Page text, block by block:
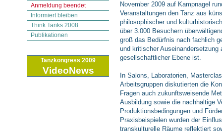
Anmeldung beendet
Informiert bleiben
Think Tanks 2008
Publikationen
Tanzkongress 2009
VideoNews
November 2009 auf Kampnagel
Veranstaltungen den Tanz aus
philosophischer und
über 3.000 Besuchern
groß das Bedürfnis nach fachlich
und kritischer Auseinandersetzung
gesellschaftlicher Ebene ist.
In Salons, Laboratorien,
Arbeitsgruppen diskutierten die
Fragen auch zukunftsweisende
Ausbildung sowie die nachhaltige
Produktionsbedingungen und
Praxisbeispielen wurden der
transkulturelle Räume reflektiert